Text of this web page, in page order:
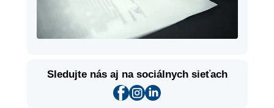
Sledujte nás aj na sociálnych sieťach